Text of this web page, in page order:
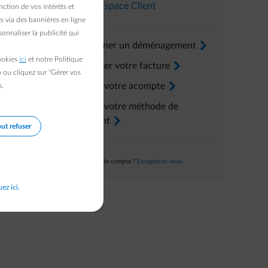
Dans l’ Espace Client
Renseigner un déménagement arrow-right
Consulter votre facture arrow-right
Ajuster votre acompte arrow-right
Ajuster votre méthode de
paiement arrow-right
Pas encore de compte ? Enregistrez-vous
de vos intérêts et
via des bannières en ligne
la publicité qui
ici et notre Politique
ou cliquez sur "Gérer vos
refuser
ici.